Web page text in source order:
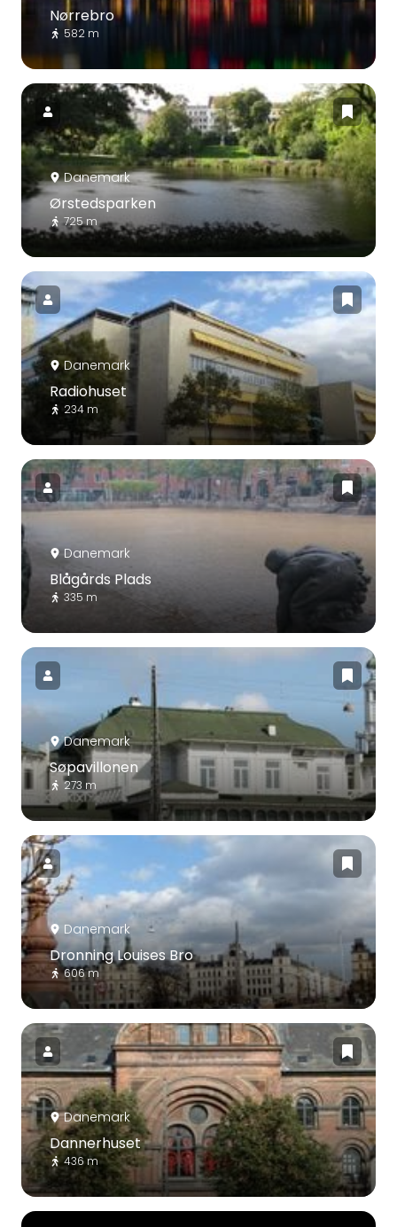
Nørrebro
582 m
Danemark
Ørstedsparken
725 m
Danemark
Radiohuset
234 m
Danemark
Blågårds Plads
335 m
Danemark
Søpavillonen
273 m
Danemark
Dronning Louises Bro
606 m
Danemark
Dannerhuset
436 m